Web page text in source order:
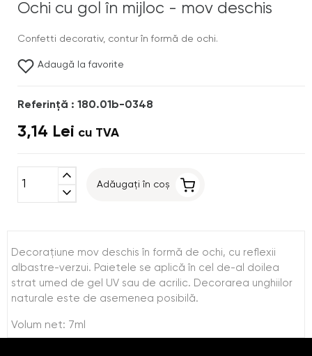
Ochi cu gol în mijloc - mov deschis
Confetti decorativ, contur în formă de ochi.
Adaugă la favorite
Referinţă : 180.01b-0348
3,14 Lei cu TVA
expand_less
expand_more
Adăugați în coș
Decoraţiune mov deschis în formă de ochi, cu reflexii
albastre-verzui. Paietele se aplică în cel de-al doilea
strat umed de gel UV sau de acrilic. Decorarea unghiilor
naturale este de asemenea posibilă.
Volum net: 7ml